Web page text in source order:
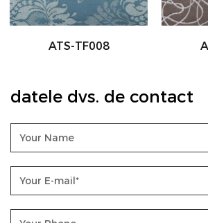
ATS-TF001
datele dvs. de contact